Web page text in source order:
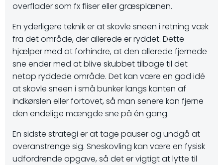
overflader som fx fliser eller græsplænen.
En yderligere teknik er at skovle sneen i retning væk
fra det område, der allerede er ryddet. Dette
hjælper med at forhindre, at den allerede fjernede
sne ender med at blive skubbet tilbage til det
netop ryddede område. Det kan være en god idé
at skovle sneen i små bunker langs kanten af
indkørslen eller fortovet, så man senere kan fjerne
den endelige mængde sne på én gang.
En sidste strategi er at tage pauser og undgå at
overanstrenge sig. Sneskovling kan være en fysisk
udfordrende opgave, så det er vigtigt at lytte til